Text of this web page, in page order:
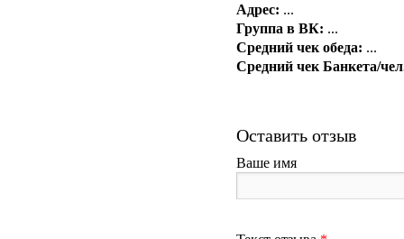
Адрес: ...
Группа в ВК: ...
Средний чек обеда: ...
Средний чек Банкета/
Оставить отзыв
Ваше имя